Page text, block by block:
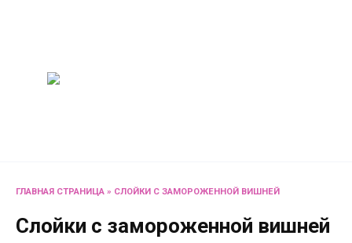
ГЛАВНАЯ СТРАНИЦА » СЛОЙКИ С ЗАМОРОЖЕННОЙ ВИШНЕЙ
Слойки с замороженной вишней